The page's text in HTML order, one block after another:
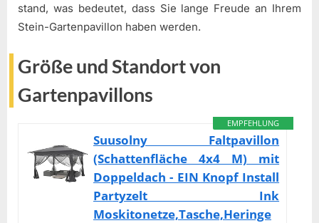
stand, was bedeutet, dass Sie lange Freude an Ihrem
Stein-Gartenpavillon haben werden.
Größe und Standort von
Gartenpavillons
EMPFEHLUNG
Suusolny Faltpavillon
(Schattenfläche 4x4 M) mit
Doppeldach - EIN Knopf Install
Partyzelt Ink
Moskitonetze,Tasche,Heringe